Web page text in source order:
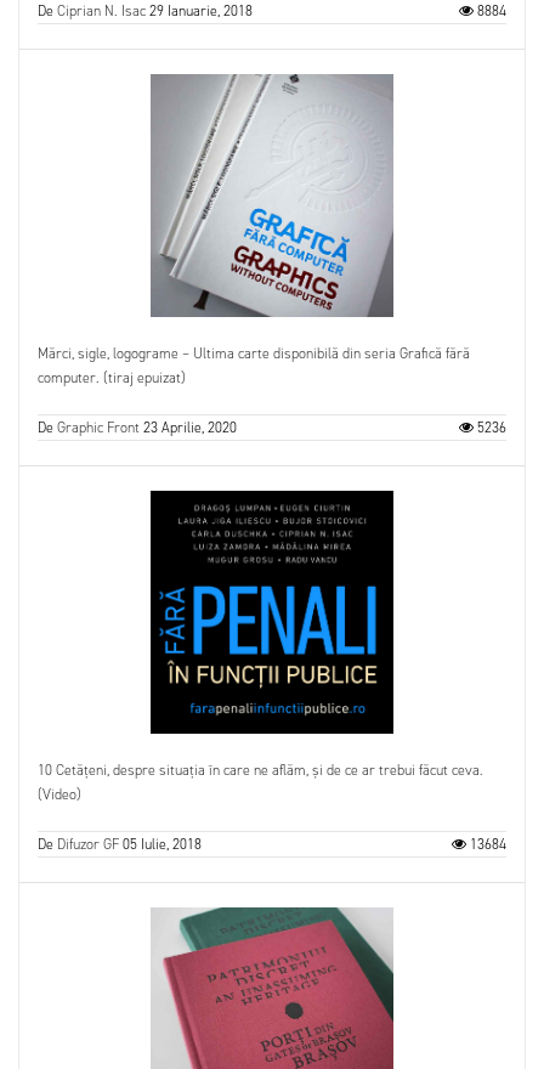
DeCiprian N. Isac29 Ianuarie, 2018 8884
Mărci, sigle, logograme – Ultima carte disponibilă din seria Grafică fără
computer. (tiraj epuizat)
DeGraphic Front23 Aprilie, 2020 5236
10 Cetățeni, despre situația în care ne aflăm, și de ce ar trebui făcut ceva.
(Video)
De Difuzor GF05 Iulie, 2018 13684